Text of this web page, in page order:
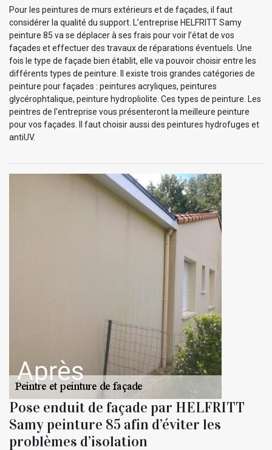
Pour les peintures de murs extérieurs et de façades, il faut
considérer la qualité du support. L’entreprise HELFRITT Samy
peinture 85 va se déplacer à ses frais pour voir l’état de vos
façades et effectuer des travaux de réparations éventuels. Une
fois le type de façade bien établit, elle va pouvoir choisir entre les
différents types de peinture. Il existe trois grandes catégories de
peinture pour façades : peintures acryliques, peintures
glycérophtalique, peinture hydropliolite. Ces types de peinture. Les
peintres de l’entreprise vous présenteront la meilleure peinture
pour vos façades. Il faut choisir aussi des peintures hydrofuges et
antiUV.
Pose enduit de façade par HELFRITT
Samy peinture 85 afin d’éviter les
problèmes d’isolation